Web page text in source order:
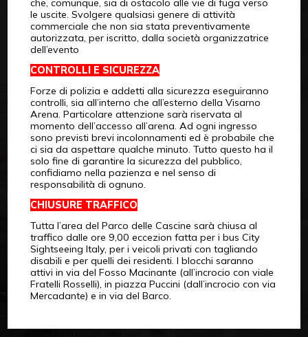
che, comunque, sia di ostacolo alle vie di fuga verso
le uscite. Svolgere qualsiasi genere di attività
commerciale che non sia stata preventivamente
autorizzata, per iscritto, dalla società organizzatrice
dell’evento
CONTROLLI E SICUREZZA
Forze di polizia e addetti alla sicurezza eseguiranno
controlli, sia all’interno che all’esterno della Visarno
Arena. Particolare attenzione sarà riservata al
momento dell’accesso all’arena. Ad ogni ingresso
sono previsti brevi incolonnamenti ed è probabile che
ci sia da aspettare qualche minuto. Tutto questo ha il
solo fine di garantire la sicurezza del pubblico,
confidiamo nella pazienza e nel senso di
responsabilità di ognuno.
CHIUSURE TRAFFICO
Tutta l’area del Parco delle Cascine sarà chiusa al
traffico dalle ore 9,00 eccezion fatta per i bus City
Sightseeing Italy, per i veicoli privati con tagliando
disabili e per quelli dei residenti. I blocchi saranno
attivi in via del Fosso Macinante (all’incrocio con viale
Fratelli Rosselli), in piazza Puccini (dall’incrocio con via
Mercadante) e in via del Barco.